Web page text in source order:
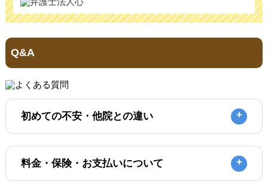
Q&A
初めての不安・他院との違い
料金・保険・お支払いについて